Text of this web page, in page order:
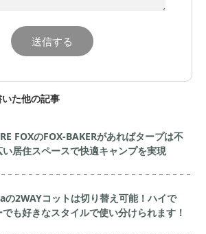
た他の記事
FOXのFOX-BAKERがあればタープは不
い居住スペースで快適キャンプを実現
2WAYコットは切り替え可能！ハイで
でも好きなスタイルで使い分けられます！